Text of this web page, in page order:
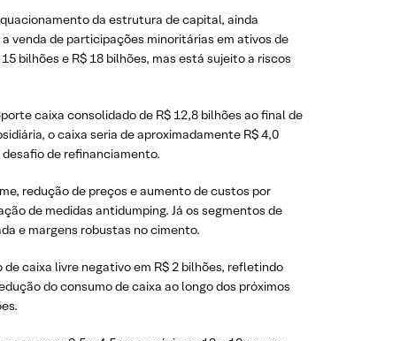
da estrutura de capital, ainda
venda de participações minoritárias em ativos de
bilhões e R$ 18 bilhões, mas está sujeito a riscos
caixa consolidado de R$ 12,8 bilhões ao final de
o caixa seria de aproximadamente R$ 4,0
de refinanciamento.
redução de preços e aumento de custos por
de medidas antidumping. Já os segmentos de
e margens robustas no cimento.
caixa livre negativo em R$ 2 bilhões, refletindo
do consumo de caixa ao longo dos próximos